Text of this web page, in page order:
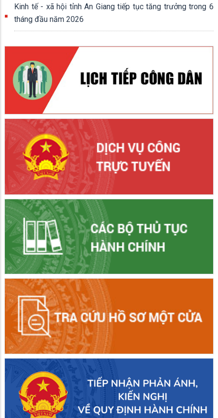
Kinh tế - xã hội tỉnh An Giang tiếp tục tăng trưởng trong 6
tháng đầu năm 2026